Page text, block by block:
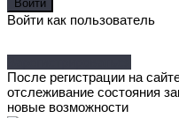
Войти как пользователь
После регистрации на
отслеживание состояния
новые возможности